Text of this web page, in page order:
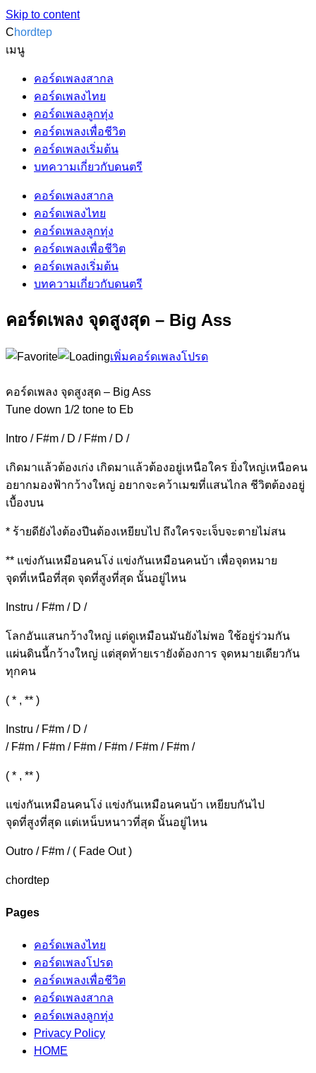
Skip to content
Chordtep
เมนู
คอร์ดเพลงสากล
คอร์ดเพลงไทย
คอร์ดเพลงลูกทุ่ง
คอร์ดเพลงเพื่อชีวิต
คอร์ดเพลงเริ่มต้น
บทความเกี่ยวกับดนตรี
คอร์ดเพลงสากล
คอร์ดเพลงไทย
คอร์ดเพลงลูกทุ่ง
คอร์ดเพลงเพื่อชีวิต
คอร์ดเพลงเริ่มต้น
บทความเกี่ยวกับดนตรี
คอร์ดเพลง จุดสูงสุด – Big Ass
เพิ่มคอร์ดเพลงโปรด
คอร์ดเพลง จุดสูงสุด – Big Ass
Tune down 1/2 tone to Eb
Intro / F#m / D / F#m / D /
เกิดมาแล้วต้องเก่ง เกิดมาแล้วต้องอยู่เหนือใคร ยิ่งใหญ่เหนือคน
อยากมองฟ้ากว้างใหญ่ อยากจะคว้าเมฆที่แสนไกล ชีวิตต้องอยู่
เบื้องบน
* ร้ายดียังไงต้องปีนต้องเหยียบไป ถึงใครจะเจ็บจะตายไม่สน
** แข่งกันเหมือนคนโง่ แข่งกันเหมือนคนบ้า เพื่อจุดหมาย
จุดที่เหนือที่สุด จุดที่สูงที่สุด นั้นอยู่ไหน
Instru / F#m / D /
โลกอันแสนกว้างใหญ่ แต่ดูเหมือนมันยังไม่พอ ใช้อยู่ร่วมกัน
แผ่นดินนี้กว้างใหญ่ แต่สุดท้ายเรายังต้องการ จุดหมายเดียวกัน
ทุกคน
( * , ** )
Instru / F#m / D /
/ F#m / F#m / F#m / F#m / F#m / F#m /
( * , ** )
แข่งกันเหมือนคนโง่ แข่งกันเหมือนคนบ้า เหยียบกันไป
จุดที่สูงที่สุด แต่เหน็บหนาวที่สุด นั้นอยู่ไหน
Outro / F#m / ( Fade Out )
chordtep
Pages
คอร์ดเพลงไทย
คอร์ดเพลงโปรด
คอร์ดเพลงเพื่อชีวิต
คอร์ดเพลงสากล
คอร์ดเพลงลูกทุ่ง
Privacy Policy
HOME